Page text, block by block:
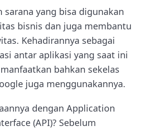
sarana yang bisa digunakan
bisnis dan juga membantu
Kehadirannya sebagai
antar aplikasi yang saat ini
bahkan sekelas
juga menggunakannya.
dengan Application
(API)? Sebelum